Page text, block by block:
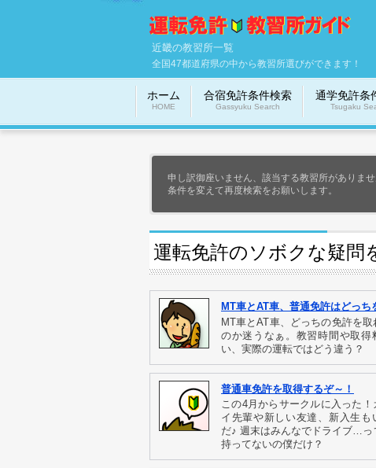
近畿の教習所一覧
全国47都道府県の中から教習所選びができます！
ホーム
HOME
合宿免許条件検索
Gassyuku Search
通学免許条
Tsugaku
申し訳御座いません、該当する教習所がありませ
条件を変えて再度検索をお願いします。
運転免許のソボクな疑問
MT車とAT車、普通免許はどっち
MT車とAT車、どっちの免許を取
のか迷うなぁ。教習時間や取得
い、実際の運転ではどう違う？
普通車免許を取得するぞ～！
この4月からサークルに入った！
イ先輩や新しい友達、新入生も
だ♪ 週末はみんなでドライブ…っ
持ってないの僕だけ？